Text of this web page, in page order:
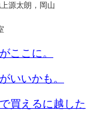
源太朗，岡山
ここに。
いいかも。
買えるに越した